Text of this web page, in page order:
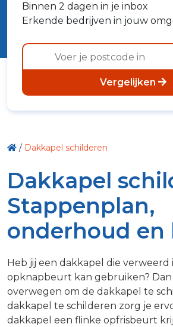
Binnen 2 dagen in je inbox
Erkende bedrijven in jouw
Vergelijken
/ Dakkapel schilderen
Dakkapel
Stappenplan,
onderhoud en
Heb jij een dakkapel die verweerd
opknapbeurt kan gebruiken?
overwegen om de dakkapel te
dakkapel te schilderen zorg je
dakkapel een flinke opfrisbeurt